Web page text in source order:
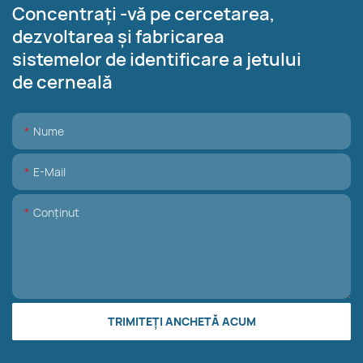
Concentrați -vă pe cercetarea,
dezvoltarea și fabricarea
sistemelor de identificare a jetului
de cerneală
Nume
E-Mail
Conţinut
TRIMITEȚI ANCHETĂ ACUM